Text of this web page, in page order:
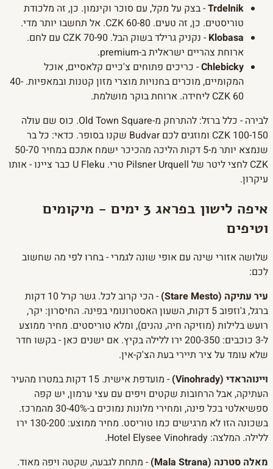
Trdelnik- בצק על מקל, עם סוכר וקינמון. כן, זה מלכודת
טוריסטים. כן, זה טעים. 60-80 CZK. אל תחשבו יותר מדי.
Klobasa
- נקניק גרילד בשוק הבל. 70-90 CZK עם לחם.
ארוחת צהריים ישראלית ב-premium.
Chlebicky- כריכים פתוחים צ'כיים קלאסיים, אוכל
המקומיים, מוכרים בחנויות מוצרי מזון קטנות ובמאפיות. 40-
60 CZK ליחידה. ארוחת בוקר מושלמת.
לבירה - כלל ברזל: להתרחק מ-Old Town Square. כוס שם עולה
100-150 CZK ומוזגים לכם Budvar שקנו בסופר. כדאי: כל בר
שנמצא יותר מ-5 דקות הליכה מהכיכר ישמח אתכם במחיר 50-70
CZK לחצי ליטר של Pilsner Urquell טרי. U Fleku כבר ציינו - אותו
עיקרון.
איפה לישון בפראג 3 ימים - מיקומים
וטיפים
שלושה אזורי שינה עם אופי שונה לגמרי - בחרו לפי מה שחשוב
לכם:
עיר עתיקה (Stare Mesto)
- הכי קרוב לכל. גשר קרל 10 דקות
ברגל, ג'וזפוב 5 דקות, השעון האסטרונומי בפינה. החיסרון: יקר,
רועש בלילות (מוזיקה חיה, נהנים), ומלא טוריסטים. מחיר ממוצע
ל-3 כוכבים: 200-350 ירו ללילה בקיץ. אם ישנים כאן - בקשו חדר
שלא עומד על ציר תיירי בעת הצ'ק-אין.
ויינוהראדי (Vinohrady)
- מועדפת אישית. 15 דקות במטרו מהעיר
העתיקה, אבל הרחובות שקטים ויפים עם עצי ערמון, יש קפה
ספשיאלטי בכל פינה, ומחירי מלונות נמוכים ב-30-40% מהמרכז.
בשכונה הזו לא מרגישים כמו טוריסט. מחיר ממוצע: 130-200 ירו
ללילה. המלצה: Hotel Elysee Vinohrady.
מאלה סטרנה (Mala Strana)
- מתחת לגבעה, שקטה ויפה מאוד.